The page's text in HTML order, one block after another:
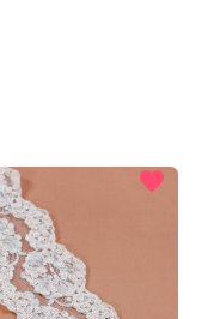
favorite